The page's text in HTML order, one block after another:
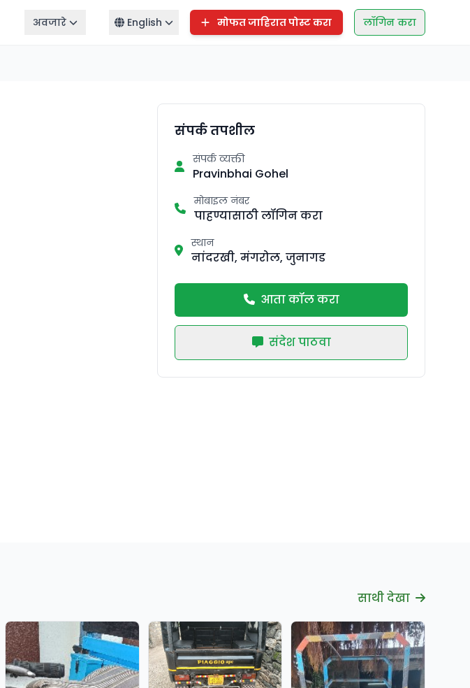
अवजारे English मोफत जाहिरात पोस्ट करा लॉगिन करा
संपर्क तपशील
संपर्क व्यक्ती
Pravinbhai Gohel
मोबाइल नंबर
पाहण्यासाठी लॉगिन करा
स्थान
नांदरखी, मंगरोल, जुनागड
आता कॉल करा
संदेश पाठवा
साथी देखा